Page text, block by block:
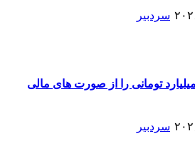
سردبیر
سود ۱۰ هزار میلیارد تومانی را از صورت های مالی
سردبیر